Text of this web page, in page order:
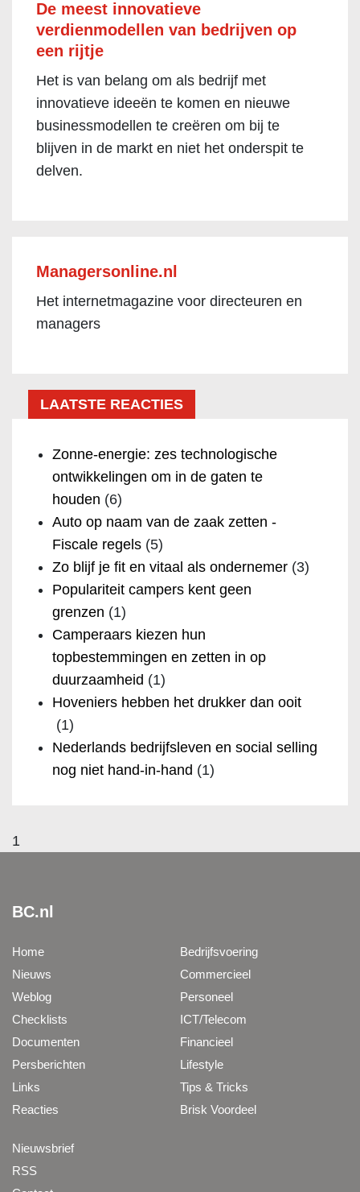
De meest innovatieve
verdienmodellen van bedrijven op
een rijtje
Het is van belang om als bedrijf met
innovatieve ideeën te komen en nieuwe
businessmodellen te creëren om bij te
blijven in de markt en niet het onderspit te
delven.
Managersonline.nl
Het internetmagazine voor directeuren en
managers
LAATSTE REACTIES
Zonne-energie: zes technologische
ontwikkelingen om in de gaten te
houden (6)
Auto op naam van de zaak zetten -
Fiscale regels (5)
Zo blijf je fit en vitaal als ondernemer (3)
Populariteit campers kent geen
grenzen (1)
Camperaars kiezen hun
topbestemmingen en zetten in op
duurzaamheid (1)
Hoveniers hebben het drukker dan ooit
(1)
Nederlands bedrijfsleven en social selling
nog niet hand-in-hand (1)
1
BC.nl
Home
Nieuws
Weblog
Checklists
Documenten
Persberichten
Links
Reacties
Bedrijfsvoering
Commercieel
Personeel
ICT/Telecom
Financieel
Lifestyle
Tips & Tricks
Brisk Voordeel
Nieuwsbrief
RSS